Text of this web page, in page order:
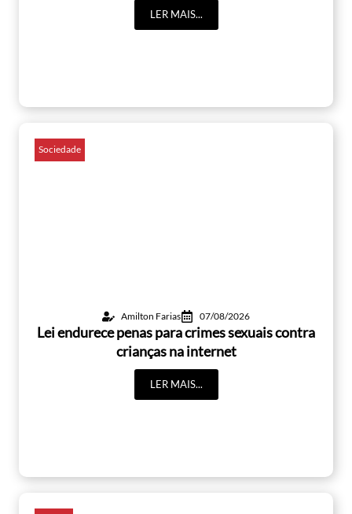
LER MAIS...
Sociedade
Amilton Farias 07/08/2026
Lei endurece penas para crimes sexuais contra
crianças na internet
LER MAIS...